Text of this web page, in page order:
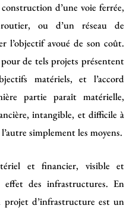
d’une voie ferrée,
ou d’un réseau de
l’objectif avoué de son coût.
de tels projets présentent
matériels, et l’accord
partie paraît matérielle,
intangible, et difficile à
simplement les moyens.
et financier, visible et
des infrastructures. En
projet d’infrastructure est un